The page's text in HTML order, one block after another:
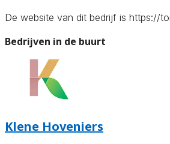
De website van dit bedrijf is https://
Bedrijven in de buurt
Klene Hoveniers